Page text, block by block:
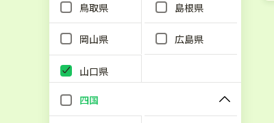
鳥取県 島根県
岡山県 広島県
山口県
四国